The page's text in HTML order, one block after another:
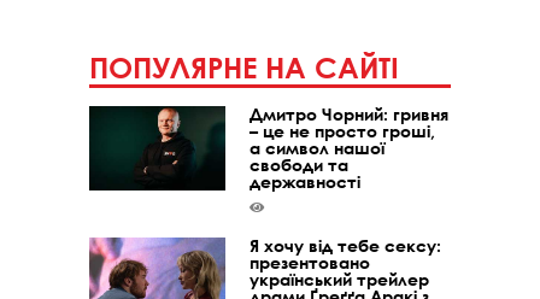
ПОПУЛЯРНЕ НА САЙТІ
Дмитро Чорний: гривня
– це не просто гроші,
а символ нашої
свободи та
державності
Я хочу від тебе сексу:
презентовано
український трейлер